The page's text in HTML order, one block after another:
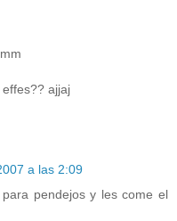
ajjaj
a las 2:09
pendejos y les come el